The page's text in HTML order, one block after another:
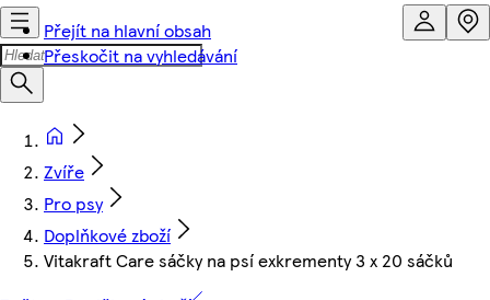
Přejít na hlavní obsah
Přeskočit na vyhledávání
Zvíře
Pro psy
Doplňkové zboží
Vitakraft Care sáčky na psí exkrementy 3 x 20 sáčků